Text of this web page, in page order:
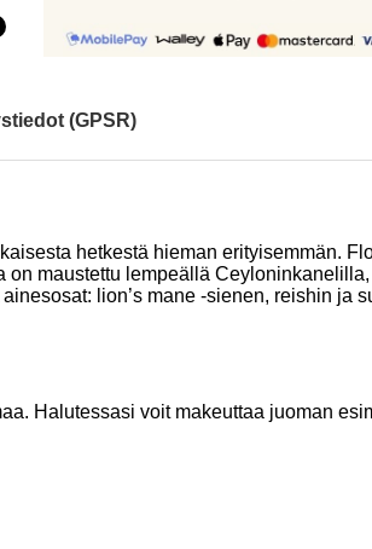
(GPSR)
hetkestä hieman erityisemmän.
maustettu lempeällä
lion’s mane -sienen, reishin ja
Halutessasi voit makeuttaa juoman